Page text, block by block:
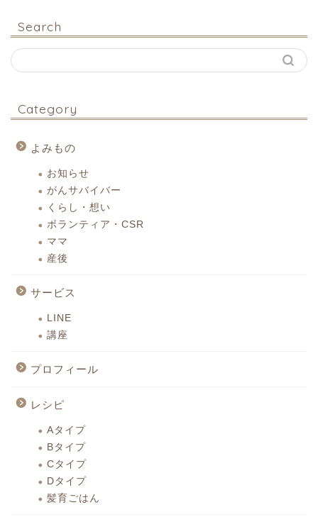
Search
Category
よみもの
お知らせ
がんサバイバー
くらし・想い
ボランティア・CSR
ママ
産後
サービス
LINE
講座
プロフィール
レシピ
Aタイプ
Bタイプ
Cタイプ
Dタイプ
髪育ごはん